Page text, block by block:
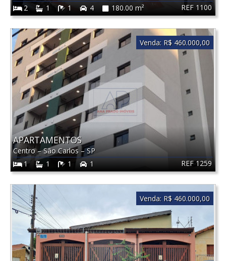
REF 1100
2
1 1 4 180.00 m²
REF 1259
APARTAMENTOS
Centro–São Carlos–SP
1
1 1 1
Venda: R$ 460.000,00
Venda: R$ 460.000,00